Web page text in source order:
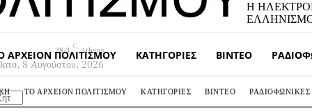
Η
ΑΡΧΕΊΟΝ ΠΟΛΙΤΙΣΜΟΎ ΚΑΤΗΓΟΡΊΕΣ ΒΊΝΤΕΟ
28.3 C Athens
8 Αυγούστου, 2026
ΤΟ ΑΡΧΕΊΟΝ ΠΟΛΙΤΙΣΜΟΎ ΚΑΤΗΓΟΡΊΕΣ ΒΊΝΤΕΟ